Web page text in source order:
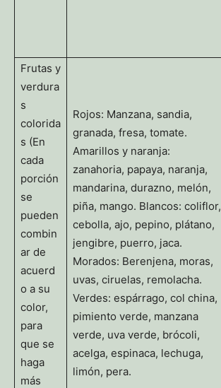
Frutas y
verdura
s
colorida
s (En
cada
porción
se
pueden
combin
ar de
acuerd
o a su
color,
para
que se
haga
más
Rojos: Manzana, sandia,
granada, fresa, tomate.
Amarillos y naranja:
zanahoria, papaya, naranja,
mandarina, durazno, melón,
piña, mango. Blancos: coliflor,
cebolla, ajo, pepino, plátano,
jengibre, puerro, jaca.
Morados: Berenjena, moras,
uvas, ciruelas, remolacha.
Verdes: espárrago, col china,
pimiento verde, manzana
verde, uva verde, brócoli,
acelga, espinaca, lechuga,
limón, pera.